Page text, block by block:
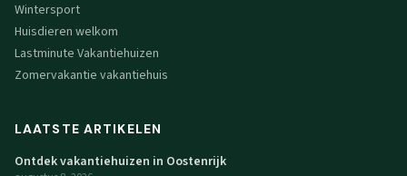
Wintersport
Huisdieren welkom
Lastminute Vakantiehuizen
Zomervakantie vakantiehuis
LAATSTE ARTIKELEN
Ontdek vakantiehuizen in Oostenrijk